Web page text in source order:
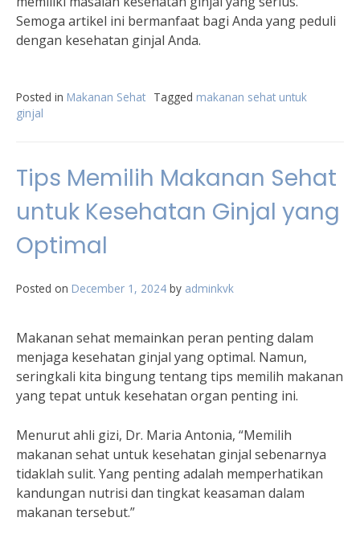
Semoga artikel ini bermanfaat bagi Anda yang peduli
dengan kesehatan ginjal Anda.
Posted in Makanan Sehat Tagged makanan sehat untuk
ginjal
Tips Memilih Makanan Sehat
untuk Kesehatan Ginjal yang
Optimal
Posted on December 1, 2024 by adminkvk
Makanan sehat memainkan peran penting dalam
menjaga kesehatan ginjal yang optimal. Namun,
seringkali kita bingung tentang tips memilih makanan
yang tepat untuk kesehatan organ penting ini.
Menurut ahli gizi, Dr. Maria Antonia, “Memilih
makanan sehat untuk kesehatan ginjal sebenarnya
tidaklah sulit. Yang penting adalah memperhatikan
kandungan nutrisi dan tingkat keasaman dalam
makanan tersebut.”